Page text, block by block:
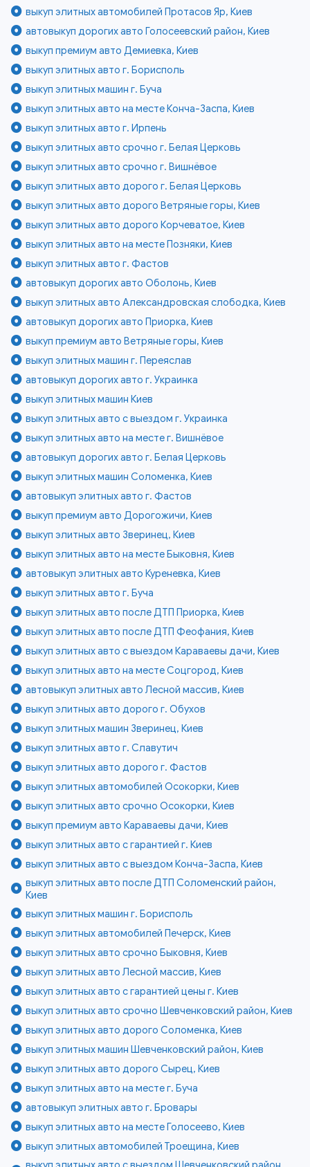
выкуп элитных автомобилей Протасов Яр, Киев
автовыкуп дорогих авто Голосеевский район, Киев
выкуп премиум авто Демиевка, Киев
выкуп элитных авто г. Борисполь
выкуп элитных машин г. Буча
выкуп элитных авто на месте Конча-Заспа, Киев
выкуп элитных авто г. Ирпень
выкуп элитных авто срочно г. Белая Церковь
выкуп элитных авто срочно г. Вишнёвое
выкуп элитных авто дорого г. Белая Церковь
выкуп элитных авто дорого Ветряные горы, Киев
выкуп элитных авто дорого Корчеватое, Киев
выкуп элитных авто на месте Позняки, Киев
выкуп элитных авто г. Фастов
автовыкуп дорогих авто Оболонь, Киев
выкуп элитных авто Александровская слободка, Киев
автовыкуп дорогих авто Приорка, Киев
выкуп премиум авто Ветряные горы, Киев
выкуп элитных машин г. Переяслав
автовыкуп дорогих авто г. Украинка
выкуп элитных машин Киев
выкуп элитных авто с выездом г. Украинка
выкуп элитных авто на месте г. Вишнёвое
автовыкуп дорогих авто г. Белая Церковь
выкуп элитных машин Соломенка, Киев
автовыкуп элитных авто г. Фастов
выкуп премиум авто Дорогожичи, Киев
выкуп элитных авто Зверинец, Киев
выкуп элитных авто на месте Быковня, Киев
автовыкуп элитных авто Куреневка, Киев
выкуп элитных авто г. Буча
выкуп элитных авто после ДТП Приорка, Киев
выкуп элитных авто после ДТП Феофания, Киев
выкуп элитных авто с выездом Караваевы дачи, Киев
выкуп элитных авто на месте Соцгород, Киев
автовыкуп элитных авто Лесной массив, Киев
выкуп элитных авто дорого г. Обухов
выкуп элитных машин Зверинец, Киев
выкуп элитных авто г. Славутич
выкуп элитных авто дорого г. Фастов
выкуп элитных автомобилей Осокорки, Киев
выкуп элитных авто срочно Осокорки, Киев
выкуп премиум авто Караваевы дачи, Киев
выкуп элитных авто с гарантией г. Киев
выкуп элитных авто с выездом Конча-Заспа, Киев
выкуп элитных авто после ДТП Соломенский район,
Киев
выкуп элитных машин г. Борисполь
выкуп элитных автомобилей Печерск, Киев
выкуп элитных авто срочно Быковня, Киев
выкуп элитных авто Лесной массив, Киев
выкуп элитных авто с гарантией цены г. Киев
выкуп элитных авто срочно Шевченковский район, Киев
выкуп элитных авто дорого Соломенка, Киев
выкуп элитных машин Шевченковский район, Киев
выкуп элитных авто дорого Сырец, Киев
выкуп элитных авто на месте г. Буча
автовыкуп элитных авто г. Бровары
выкуп элитных авто на месте Голосеево, Киев
выкуп элитных автомобилей Троещина, Киев